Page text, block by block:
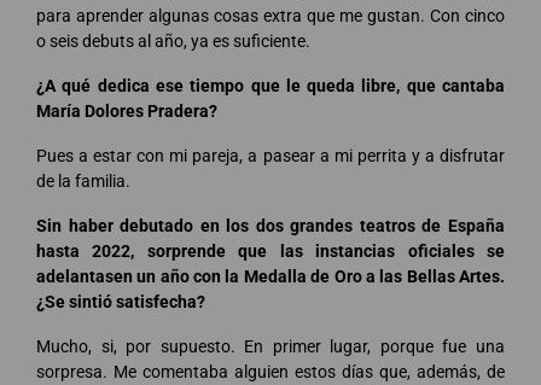
para aprender algunas cosas extra que me gustan. Con cinco
o seis debuts al año, ya es suficiente.
¿A qué dedica ese tiempo que le queda libre, que cantaba
María Dolores Pradera?
Pues a estar con mi pareja, a pasear a mi perrita y a disfrutar
de la familia.
Sin haber debutado en los dos grandes teatros de España
hasta 2022, sorprende que las instancias oficiales se
adelantasen un año con la Medalla de Oro a las Bellas Artes.
¿Se sintió satisfecha?
Mucho, si, por supuesto. En primer lugar, porque fue una
sorpresa. Me comentaba alguien estos días que, además, de